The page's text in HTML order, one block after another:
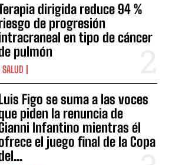
dirigida reduce 94 %
de progresión
en tipo de cáncer
pulmón
SALUD
Figo se suma a las voces
piden la renuncia de
Infantino mientras él
el juego final de la Copa